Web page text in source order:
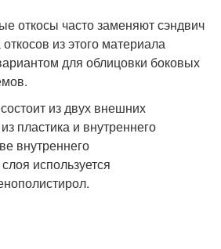
Панель в пластиковое
откосы часто заменяют сэндвич
из этого материала
для облицовки боковых
из двух внешних
пластика и внутреннего
внутреннего
используется